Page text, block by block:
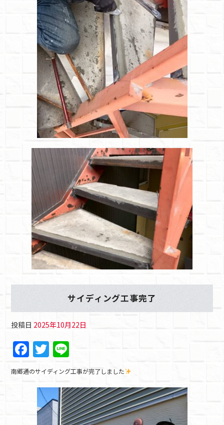
サイディング工事完了
投稿日 2025年10月22日
F
a
c
b
T
w
itt
er
n
e
南郷通のサイディング工事が完了しました